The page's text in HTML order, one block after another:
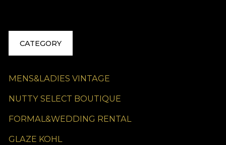
CATEGORY
MENS&LADIES VINTAGE
NUTTY SELECT BOUTIQUE
FORMAL&WEDDING RENTAL
GLAZE KOHL